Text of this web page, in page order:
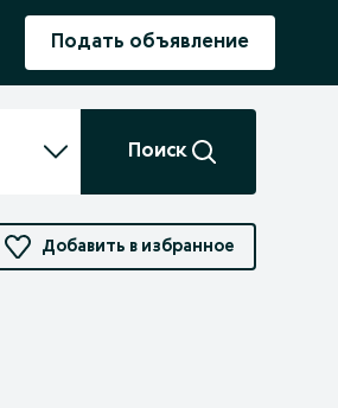
Подать объявление
Поиск
Добавить в избранное